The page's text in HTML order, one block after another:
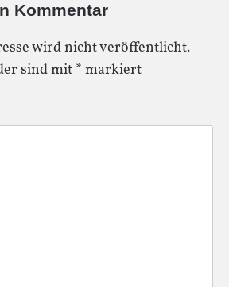
Kommentar
wird nicht veröffentlicht.
sind mit * markiert